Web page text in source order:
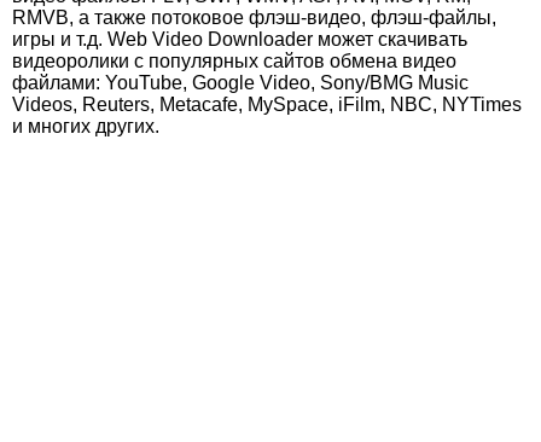
RMVB, а также потоковое флэш-видео, флэш-файлы,
игры и т.д. Web Video Downloader может скачивать
видеоролики с популярных сайтов обмена видео
файлами: YouTube, Google Video, Sony/BMG Music
Videos, Reuters, Metacafe, MySpace, iFilm, NBC, NYTimes
и многих других.